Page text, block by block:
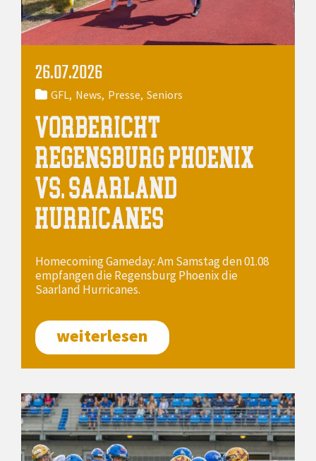
26.07.2026
GFL News Presse Seniors
VORBERICHT
REGENSBURG PHOENIX
VS. SAARLAND
HURRICANES
Homecoming Gameday: Am Samstag den 01.08
empfangen die Regensburg Phoenix die
Saarland Hurricanes.
weiterlesen